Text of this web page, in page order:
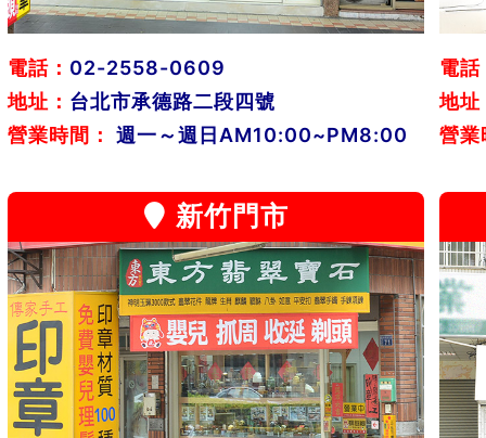
電話： 02-2558-0609
地址： 台北市承德路二段四號
營業時間：
週一～週日AM10:00~PM8:00
電話
地址
營業
新竹門市